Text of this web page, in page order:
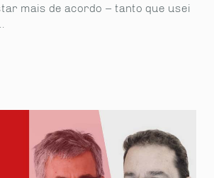
mais de acordo – tanto que usei